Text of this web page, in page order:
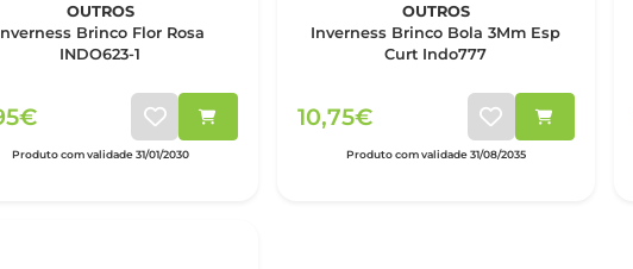
OUTROS
Brinco Flor Rosa
INDO623-1
Produto com validade 31/01/2030
OUTROS
Inverness Brinco Bola 3Mm Esp
Curt Indo777
10,75€
Produto com validade 31/08/2035